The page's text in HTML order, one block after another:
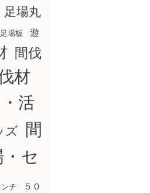
足場丸
足場板 遊
間伐
材
活
ズ
間
セ
ンチ ５０